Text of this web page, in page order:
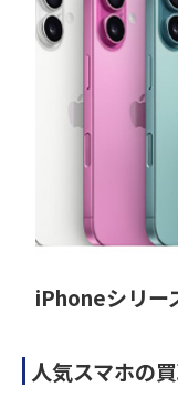
iPhoneシリー
人気スマホの